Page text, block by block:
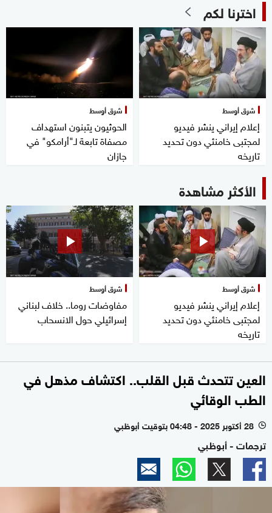
اخترنا لكم
شرق أوسط
إعلام إيراني ينشر فيديو
لمجتبى خامنئي دون تحديد
تاريخه
شرق أوسط
الحوثيون يتبنون استهداف
مصفاة تابعة لـ"أرامكو" في
جازان
الأكثر مشاهدة
شرق أوسط
إعلام إيراني ينشر فيديو
لمجتبى خامنئي دون تحديد
تاريخه
شرق أوسط
مفاوضات روما.. خلاف لبناني
إسرائيلي حول الانسحاب
العين تتحدث قبل القلب.. اكتشاف مذهل في
الطب الوقائي
l 28 أكتوبر 2025 - 04:48 بتوقيت أبوظبي
ترجمات - أبوظبي